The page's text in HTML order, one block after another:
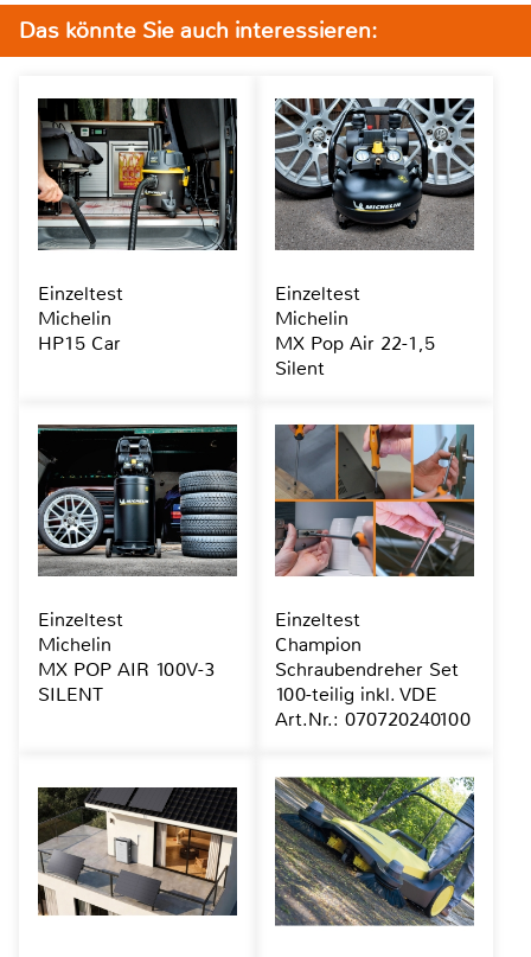
Das könnte Sie auch interessieren:
Einzeltest
Michelin
HP15 Car
Einzeltest
Michelin
MX Pop Air 22-1,5
Silent
Einzeltest
Michelin
MX POP AIR 100V-3
SILENT
Einzeltest
Champion
Schraubendreher Set
100-teilig inkl. VDE
Art.Nr.: 070720240100